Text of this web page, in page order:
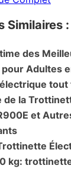
Similaires :
des
Adultes
tout
de la
et
kg: